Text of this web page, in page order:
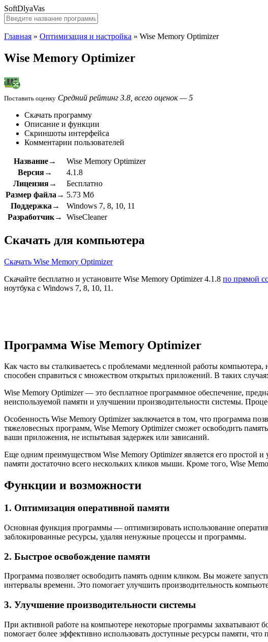
SoftDlyaVas
Главная » Оптимизация и настройка » Wise Memory Optimizer
Wise Memory Optimizer
Поставить оценку Средний рейтинг 3.8, всего оценок — 5
Скачать программу
Описание и функции
Скриншоты интерфейса
Комментарии пользователей
Название→
Wise Memory Optimizer
Версия→
4.1.8
Лицензия→
Бесплатно
Размер файла→ 5.73 Мб
Поддержка→
Windows 7, 8, 10, 11
Разработчик→
WiseCleaner
Скачать для компьютера
Скачать Wise Memory Optimizer
Скачайте бесплатно и установите Wise Memory Optimizer 4.1.8 по прямой
ноутбука с Windows 7, 8, 10, 11.
Программа Wise Memory Optimizer
Как часто вы сталкиваетесь с проблемами медленной работы
способен справиться с множеством открытых приложений. В таких
Wise Memory Optimizer — это бесплатное программное обеспечение,
неиспользуемой памяти и улучшении производительности системы.
Особенность Wise Memory Optimizer заключается в том, что программа
тяжеловесных программ, Wise Memory Optimizer сможет освободить
ваши приложения, не испытывая задержек или зависаний.
Еще одним преимуществом Wise Memory Optimizer является его простой
памяти достаточно всего нескольких кликов мыши. Кроме того, Wise
Функции и возможности
1. Оптимизация оперативной памяти
Основная функция программы — оптимизировать использование
заблокированные ресурсы, удаляя ненужные процессы и программы.
2. Быстрое освобождение памяти
Программа позволяет освободить память одним кликом. Вы можете
интервалы времени. Это помогает улучшить производительность
3. Улучшение производительности системы
При активной работе на компьютере некоторые программы захватывают
помогает более эффективно использовать доступные ресурсы памяти,